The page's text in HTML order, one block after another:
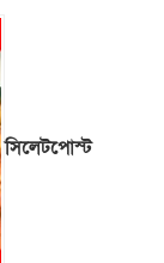
সিলেটপোস্ট